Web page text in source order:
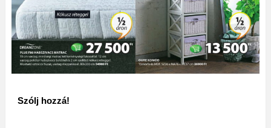
Szólj hozzá!